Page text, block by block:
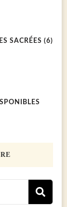
SACRÉES (6)
pour :